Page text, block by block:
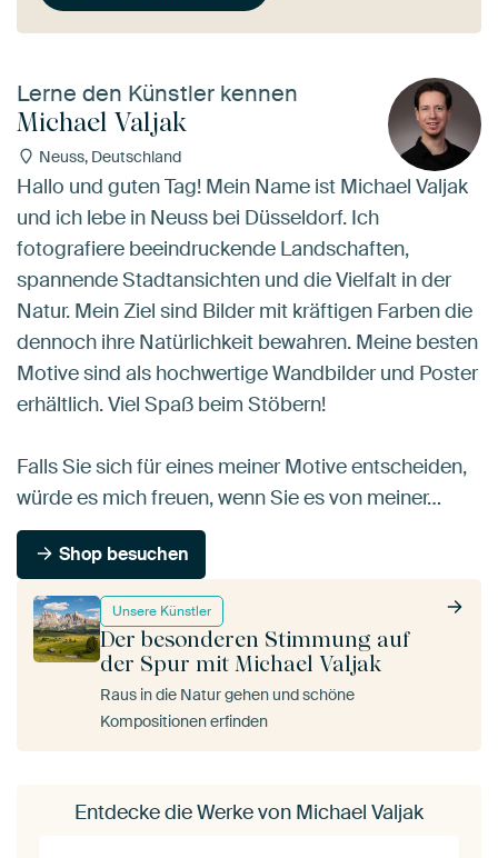
Lerne den Künstler kennen
Michael Valjak
Neuss, Deutschland
Unsere Künstler
Der besonderen Stimmung auf
der Spur mit Michael Valjak
Raus in die Natur gehen und schöne
Kompositionen erfinden
Hallo und guten Tag! Mein Name ist Michael Valjak
und ich lebe in Neuss bei Düsseldorf. Ich
fotografiere beeindruckende Landschaften,
spannende Stadtansichten und die Vielfalt in der
Natur. Mein Ziel sind Bilder mit kräftigen Farben die
dennoch ihre Natürlichkeit bewahren. Meine besten
Motive sind als hochwertige Wandbilder und Poster
erhältlich. Viel Spaß beim Stöbern!
Falls Sie sich für eines meiner Motive entscheiden,
würde es mich freuen, wenn Sie es von meiner…
Shop besuchen
Entdecke die Werke von Michael Valjak